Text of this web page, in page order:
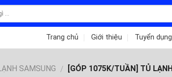
Trang chủ Giới thiệu Tuyển dụng
SAMSUNG / [GÓP 1075K/TUẦN] TỦ